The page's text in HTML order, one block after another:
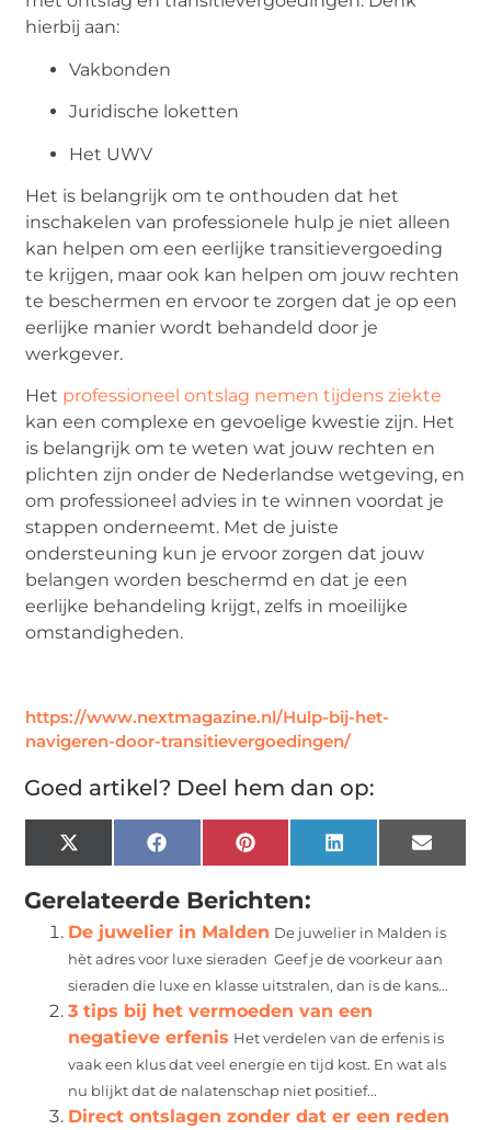
hierbij aan:
Vakbonden
Juridische loketten
Het UWV
Het is belangrijk om te onthouden dat het
inschakelen van professionele hulp je niet alleen
kan helpen om een eerlijke transitievergoeding
te krijgen, maar ook kan helpen om jouw rechten
te beschermen en ervoor te zorgen dat je op een
eerlijke manier wordt behandeld door je
werkgever.
Het professioneel ontslag nemen tijdens ziekte
kan een complexe en gevoelige kwestie zijn. Het
is belangrijk om te weten wat jouw rechten en
plichten zijn onder de Nederlandse wetgeving, en
om professioneel advies in te winnen voordat je
stappen onderneemt. Met de juiste
ondersteuning kun je ervoor zorgen dat jouw
belangen worden beschermd en dat je een
eerlijke behandeling krijgt, zelfs in moeilijke
omstandigheden.
https://www.nextmagazine.nl/Hulp-bij-het-
navigeren-door-transitievergoedingen/
Goed artikel? Deel hem dan op:
X
(Twitter)
FacebookPinterest LinkedIn Email
Gerelateerde Berichten:
De juwelier in Malden De juwelier in Malden is
hèt adres voor luxe sieraden Geef je de voorkeur aan
sieraden die luxe en klasse uitstralen, dan is de kans...
3 tips bij het vermoeden van een
negatieve erfenis Het verdelen van de erfenis is
vaak een klus dat veel energie en tijd kost. En wat als
nu blijkt dat de nalatenschap niet positief...
Direct ontslagen zonder dat er een reden